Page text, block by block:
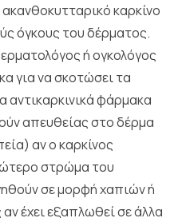
καρκίνο
όγκους του δέρματος.
ή ογκολόγος
για να σκοτώσει τα
αντικαρκινικά φάρμακα
απευθείας στο δέρμα
αν ο καρκίνος
στρώμα του
σε μορφή χαπιών ή
έχει εξαπλωθεί σε άλλα